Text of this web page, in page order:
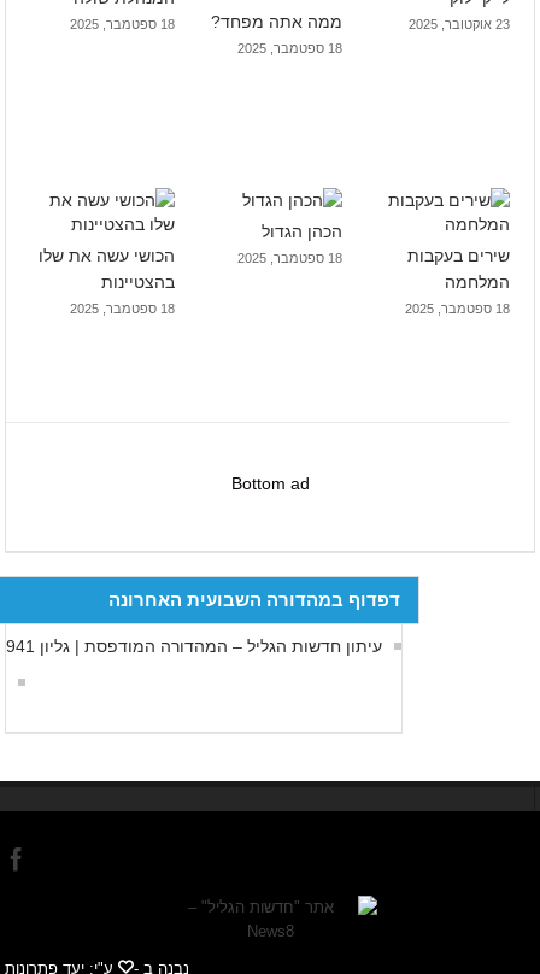
23 אוקטובר, 2025 ממה אתה מפחד?
18 ספטמבר, 2025
18 ספטמבר, 2025
שירים בעקבות
המלחמה
18 ספטמבר, 2025
הכהן הגדול
18 ספטמבר, 2025
הכושי עשה את שלו
בהצטיינות
18 ספטמבר, 2025
Bottom ad
דפדוף במהדורה השבועית האחרונה
עיתון חדשות הגליל – המהדורה המודפסת | גליון 941
נבנה ב - ע"י: יעד פתרונות